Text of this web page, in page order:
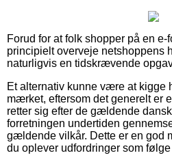
Forud for at folk shopper på en e-
principielt overveje netshoppens
naturligvis en tidskrævende
Et alternativ kunne være at kigge
mærket, eftersom det generelt er
retter sig efter de gældende
forretningen undertiden
gældende vilkår. Dette er en god
du oplever udfordringer som